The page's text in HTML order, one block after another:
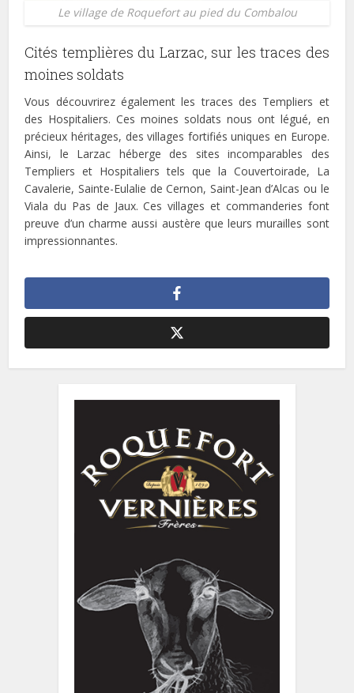
Le village de Roquefort au pied du Combalou
Cités templières du Larzac, sur les traces des
moines soldats
Vous découvrirez également les traces des Templiers et
des Hospitaliers. Ces moines soldats nous ont légué, en
précieux héritages, des villages fortifiés uniques en Europe.
Ainsi, le Larzac héberge des sites incomparables des
Templiers et Hospitaliers tels que la Couvertoirade, La
Cavalerie, Sainte-Eulalie de Cernon, Saint-Jean d’Alcas ou le
Viala du Pas de Jaux. Ces villages et commanderies font
preuve d’un charme aussi austère que leurs murailles sont
impressionnantes.